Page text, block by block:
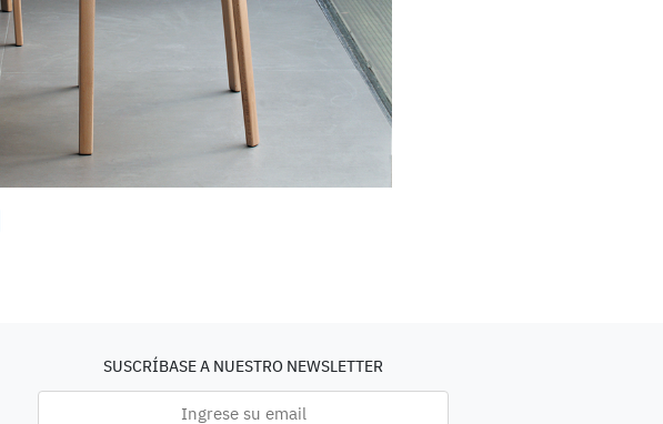
SUSCRÍBASE A NUESTRO NEWSLETTER